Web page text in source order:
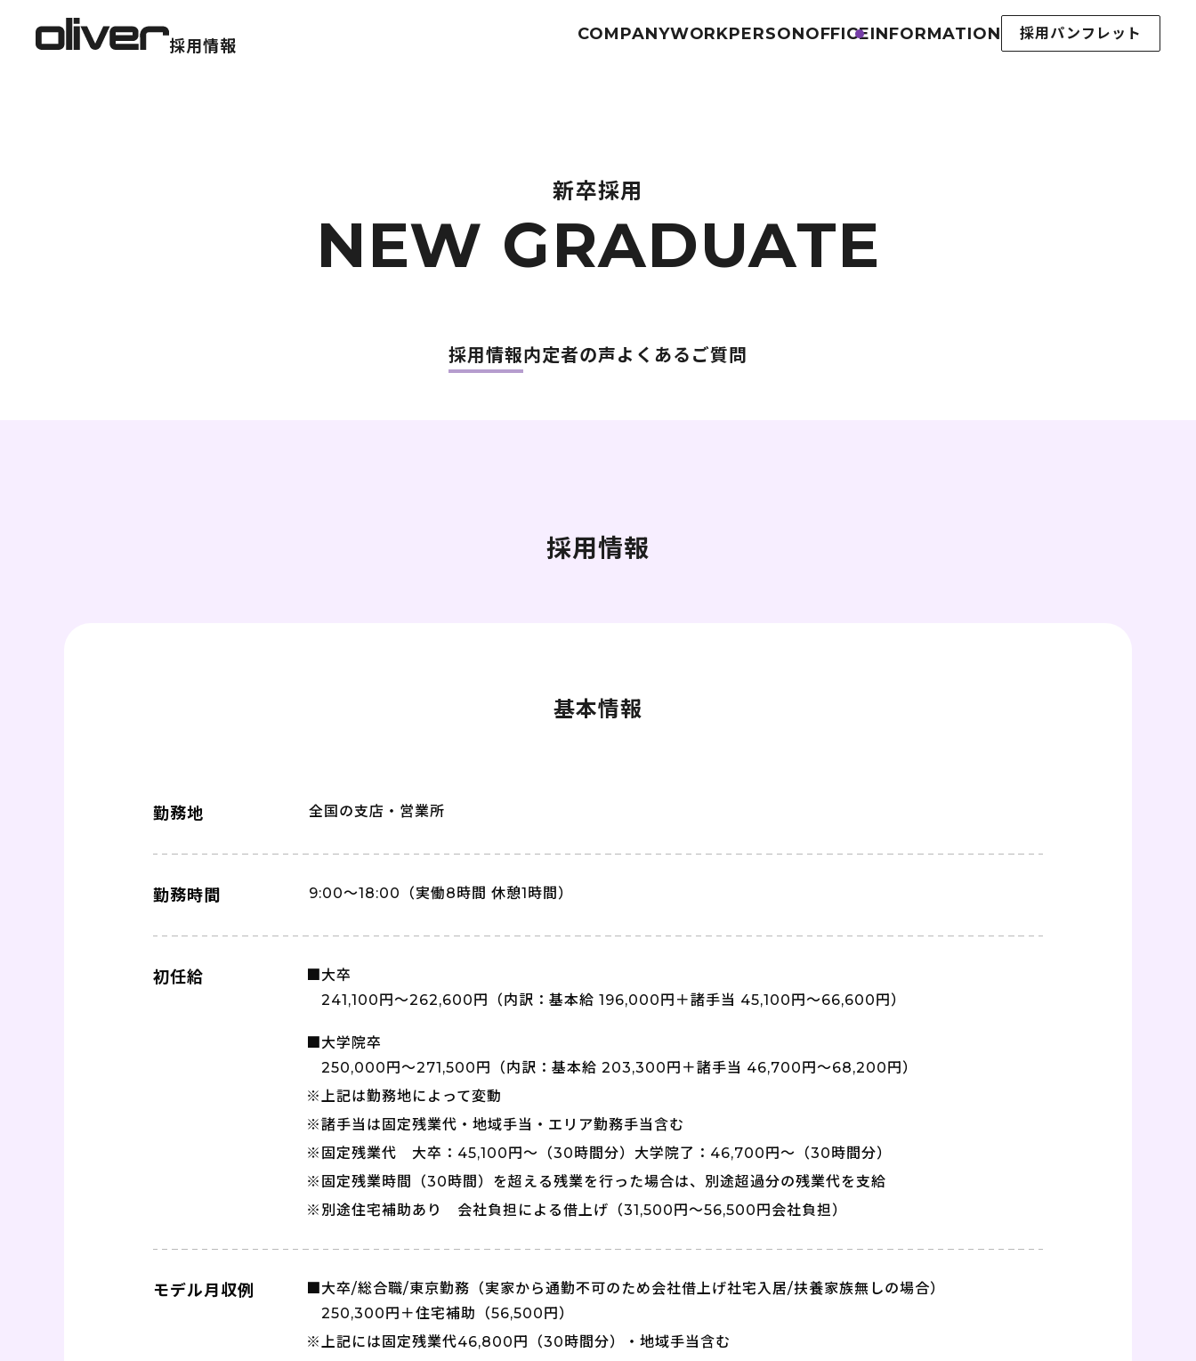
採用情報 COMPANYWORKPERSONOFFICEINFORMATION 採用パンフレット
新卒採用
NEW GRADUATE
採用情報内定者の声よくあるご質問
採用情報
基本情報
勤務地 全国の支店・営業所
勤務時間 9:00〜18:00（実働8時間 休憩1時間）
初任給
■大卒
241,100円～262,600円
（内訳：基本給 196,000円＋諸手当 45,100円～66,600円）
■大学院卒
250,000円～271,500円
（内訳：基本給 203,300円＋諸手当 46,700円～68,200円）
※上記は勤務地によって変動
※諸手当は固定残業代・地域手当・エリア勤務手当含む
※固定残業代 大卒：45,100円～（30時間分）大学院了：46,700円～（30時間分）
※固定残業時間（30時間）を超える残業を行った場合は、別途超過分の残業代を支給
※別途住宅補助あり 会社負担による借上げ（31,500円～56,500円会社負担）
モデル月収例
■大卒/総合職/東京勤務（実家から通勤不可のため会社借上げ社宅入居/扶養家族無しの場合）
250,300円＋住宅補助（56,500円）
※上記には固定残業代46,800円（30時間分）・地域手当含む